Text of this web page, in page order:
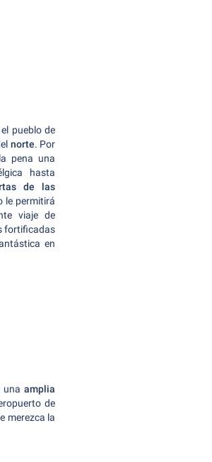
pueblo de
norte. Por
pena una
hasta
de las
le permitirá
viaje de
fortificadas
en
una amplia
de
merezca la